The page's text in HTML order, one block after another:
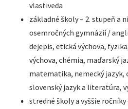
vlastiveda
základné školy – 2. stupeň a
osemročných gymnázií /
dejepis, etická výchova,
výchova, chémia, maďarský
matematika, nemecký jazyk,
slovenský jazyk a literatúra,
stredné školy a vyššie